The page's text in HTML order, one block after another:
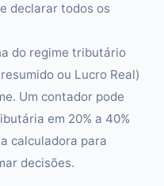
declarar todos os
do regime tributário
ou Lucro Real)
Um contador pode
em 20% a 40%
calculadora para
decisões.